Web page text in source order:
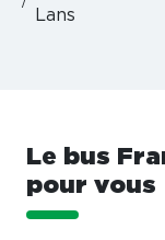
Lans
Le bus
pour vous